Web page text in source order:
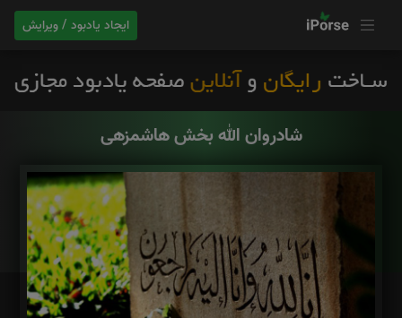
ایجاد یادبود / ویرایش
شادروان الله بخش هاشمزهی